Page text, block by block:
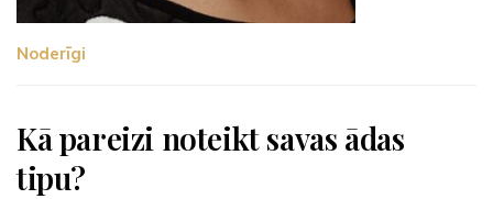
Noderīgi
Kā pareizi noteikt savas ādas
tipu?